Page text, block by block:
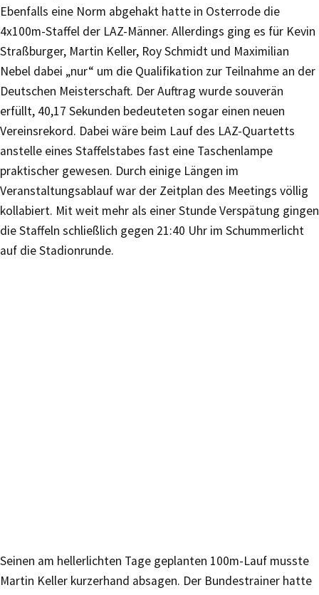
Ebenfalls eine Norm abgehakt hatte in Osterrode die
4x100m-Staffel der LAZ-Männer. Allerdings ging es für Kevin
Straßburger, Martin Keller, Roy Schmidt und Maximilian
Nebel dabei „nur“ um die Qualifikation zur Teilnahme an der
Deutschen Meisterschaft. Der Auftrag wurde souverän
erfüllt, 40,17 Sekunden bedeuteten sogar einen neuen
Vereinsrekord. Dabei wäre beim Lauf des LAZ-Quartetts
anstelle eines Staffelstabes fast eine Taschenlampe
praktischer gewesen. Durch einige Längen im
Veranstaltungsablauf war der Zeitplan des Meetings völlig
kollabiert. Mit weit mehr als einer Stunde Verspätung gingen
die Staffeln schließlich gegen 21:40 Uhr im Schummerlicht
auf die Stadionrunde.
Seinen am hellerlichten Tage geplanten 100m-Lauf musste
Martin Keller kurzerhand absagen. Der Bundestrainer hatte